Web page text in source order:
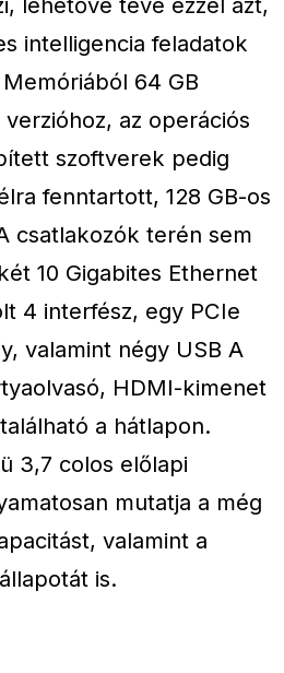
intelligencia feladatok
64 GB
verzióhoz, az operációs
szoftverek pedig
fenntartott, 128 GB-os
csatlakozók terén sem
10 Gigabites Ethernet
4 interfész, egy PCIe
valamint négy USB A
HDMI-kimenet
a hátlapon.
3,7 colos előlapi
mutatja a még
valamint a
is.